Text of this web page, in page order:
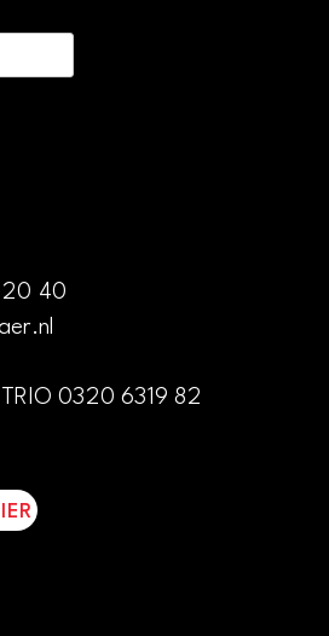
40
TRIO 0320 6319 82